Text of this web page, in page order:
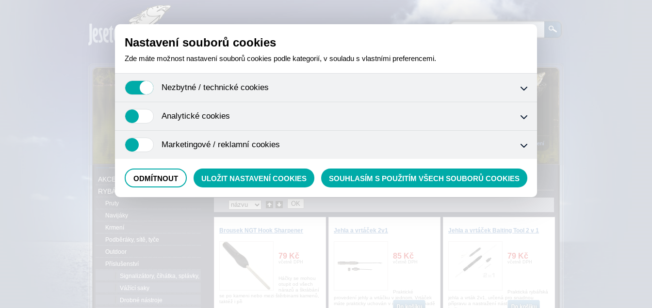
Přihlášení
RYBÁŘSKÝ SORTIMENT
Brousek NGT Hook Sharpener
79 Kč
včetně DPH
Háčky se mohou
otupit od všech
nárazů a škrábání
se po kameni nebo mezi štěrbinami kamenů,
taktéž i při
Jehla a vrtáček 2v1
85 Kč
včetně DPH
Praktické
provedení jehly a vrtáčku v jednom. Vrtáček
máte prakticky uchován v rukojeti a v případě
Jehla a vrtáček Baiting Tool 2 v 1
79 Kč
včetně DPH
Praktická rybářská
jehla a vrták 2v1, určená pro snadnou
přípravu a nastražení nástrah, jako jsou
AKCE, SLEVY, VÝPRODEJ
RYBÁŘSKÝ SORTIMENT
Pruty
Navijáky
Krmení
Podběráky, sítě, tyče
Outdoor
Příslušenství
Signalizátory, číhátka, splávky,
bójky
Vážící saky
Drobné nástroje
Nastavení souborů cookies
Zde máte možnost nastavení souborů cookies podle kategorií, v souladu s vlastními preferencemi.
Nezbytné / technické cookies
se mimo jiné k ukládání produktů v nákupním košíku, ovládání filtrů a také nastavení souhlasu s uživáním cookies. Pro tyto cookies
není zapotřebí Váš souhlas a není možné jej ani odebrat.
Analytické cookies
nejedná o osobní údaje, protože anonymizované cookies nelze přiřadit konkrétnímu uživateli. Proto nedokážeme zjistit navštívené
odkazy, prohlížené zboží apod.
Marketingové / reklamní cookies
ODMÍTNOUT ULOŽIT NASTAVENÍ COOKIES SOUHLASÍM S POUŽITÍM VŠECH SOUBORŮ COOKIES